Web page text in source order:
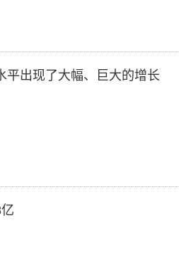
平出现了大幅、巨大的增长